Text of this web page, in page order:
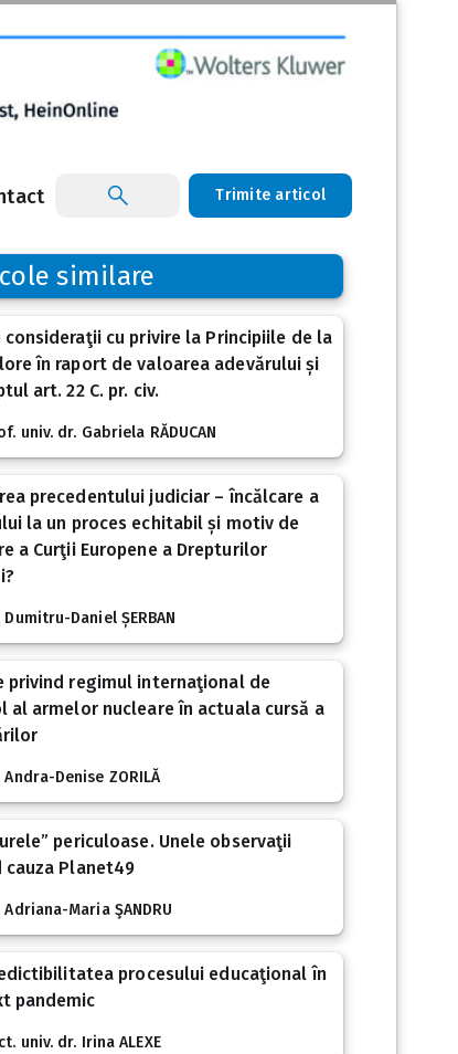
Trimite articol
similare
consideraţii cu privire la Principiile de la
în raport de valoarea adevărului și
art. 22 C. pr. civ.
univ. dr. Gabriela RĂDUCAN
precedentului judiciar – încălcare a
la un proces echitabil și motiv de
a Curţii Europene a Drepturilor
Dumitru-Daniel ȘERBAN
privind regimul internaţional de
al armelor nucleare în actuala cursă a
Andra-Denise ZORILĂ
periculoase. Unele observaţii
cauza Planet49
Adriana-Maria ŞANDRU
procesului educaţional în
pandemic
univ. dr. Irina ALEXE